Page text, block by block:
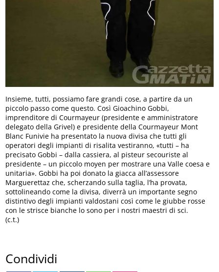
Insieme, tutti, possiamo fare grandi cose, a partire da un
piccolo passo come questo. Così Gioachino Gobbi,
imprenditore di Courmayeur (presidente e amministratore
delegato della Grivel) e presidente della Courmayeur Mont
Blanc Funivie ha presentato la nuova divisa che tutti gli
operatori degli impianti di risalita vestiranno, «tutti – ha
precisato Gobbi – dalla cassiera, al pisteur secouriste al
presidente – un piccolo moyen per mostrare una Valle coesa e
unitaria». Gobbi ha poi donato la giacca all’assessore
Marguerettaz che, scherzando sulla taglia, l’ha provata,
sottolineando come la divisa, diverrà un importante segno
distintivo degli impianti valdostani così come le giubbe rosse
con le strisce bianche lo sono per i nostri maestri di sci.
(c.t.)
Condividi